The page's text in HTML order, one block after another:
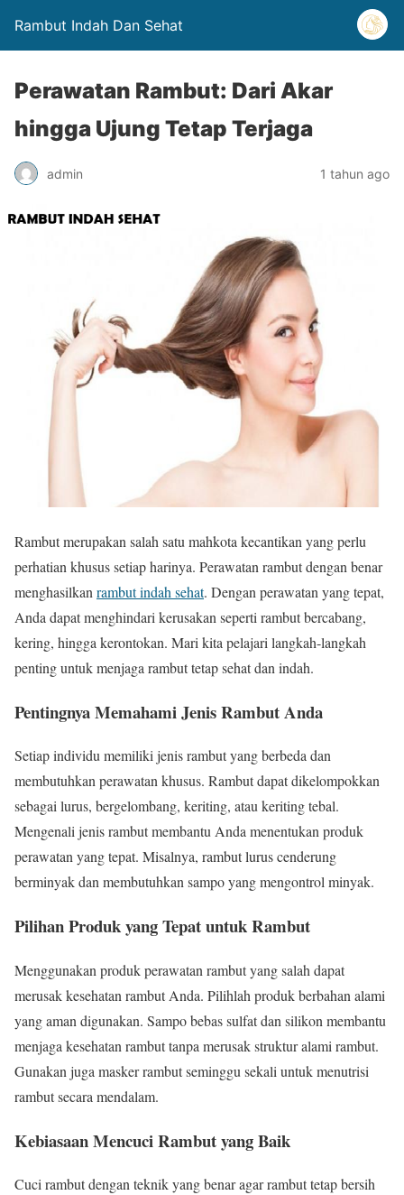
Rambut Indah Dan Sehat
Perawatan Rambut: Dari Akar
hingga Ujung Tetap Terjaga
admin 1 tahun ago
Rambut merupakan salah satu mahkota kecantikan yang perlu
perhatian khusus setiap harinya. Perawatan rambut dengan benar
menghasilkan rambut indah sehat. Dengan perawatan yang tepat,
Anda dapat menghindari kerusakan seperti rambut bercabang,
kering, hingga kerontokan. Mari kita pelajari langkah-langkah
penting untuk menjaga rambut tetap sehat dan indah.
Pentingnya Memahami Jenis Rambut Anda
Setiap individu memiliki jenis rambut yang berbeda dan
membutuhkan perawatan khusus. Rambut dapat dikelompokkan
sebagai lurus, bergelombang, keriting, atau keriting tebal.
Mengenali jenis rambut membantu Anda menentukan produk
perawatan yang tepat. Misalnya, rambut lurus cenderung
berminyak dan membutuhkan sampo yang mengontrol minyak.
Pilihan Produk yang Tepat untuk Rambut
Menggunakan produk perawatan rambut yang salah dapat
merusak kesehatan rambut Anda. Pilihlah produk berbahan alami
yang aman digunakan. Sampo bebas sulfat dan silikon membantu
menjaga kesehatan rambut tanpa merusak struktur alami rambut.
Gunakan juga masker rambut seminggu sekali untuk menutrisi
rambut secara mendalam.
Kebiasaan Mencuci Rambut yang Baik
Cuci rambut dengan teknik yang benar agar rambut tetap bersih